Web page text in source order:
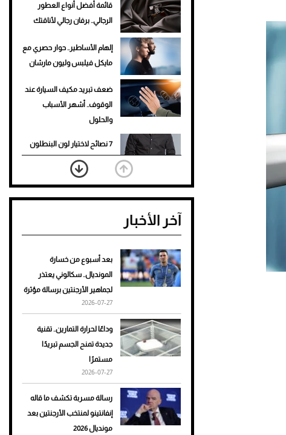
قائمة أفضل أنواع العطور
الرجالي.. برفان رجالي لأناقتك
إلهام الأساطير.. حوار حصري مع
مايكل فيلبس وليون مارشان
ضعف تبريد مكيف السيارة عند
الوقوف.. أشهر الأسباب
والحلول
7 نصائح لاختيار لون البنطلون
المناسب للقميص الأسود
نرى المستقبل من خلال
تصميماتنا.. كيف حجزت 1886
تمنحك فخامة استثنائية
هوى الأبطال
أفضل تدريج للشعر الطويل
لإطلالة جريئة وعصرية
للرجال
آخر الأخبار
بعد أسبوع من خسارة
المونديال.. سكالوني يعتذر
لجماهير الأرجنتين برسالة مؤثرة
2026-07-27
وداعًا لحرارة التمارين.. تقنية
جديدة تمنح الجسم تبريدًا
مستمرًا
2026-07-27
رسالة مسربة تكشف ما قاله
إنفانتينو لمنتخب الأرجنتين بعد
مونديال 2026